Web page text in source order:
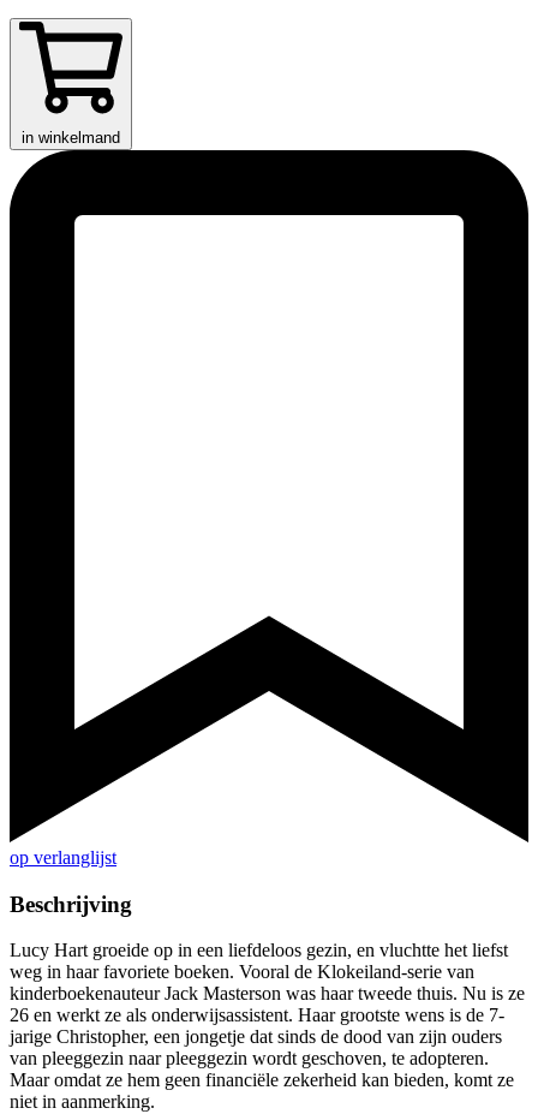
in winkelmand
op verlanglijst
Beschrijving
Lucy Hart groeide op in een liefdeloos gezin, en vluchtte het liefst
weg in haar favoriete boeken. Vooral de Klokeiland-serie van
kinderboekenauteur Jack Masterson was haar tweede thuis. Nu is ze
26 en werkt ze als onderwijsassistent. Haar grootste wens is de 7-
jarige Christopher, een jongetje dat sinds de dood van zijn ouders
van pleeggezin naar pleeggezin wordt geschoven, te adopteren.
Maar omdat ze hem geen financiële zekerheid kan bieden, komt ze
niet in aanmerking.